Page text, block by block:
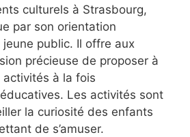
culturels à Strasbourg,
par son orientation
public. Il offre aux
précieuse de proposer à
à la fois
Les activités sont
la curiosité des enfants
de s’amuser.